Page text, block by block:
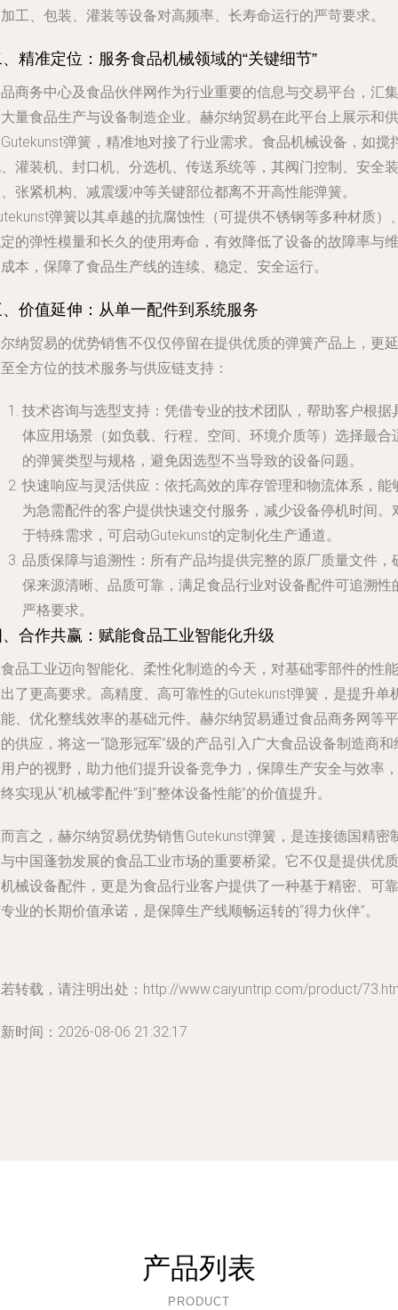
工、包装、灌装等设备对高频率、长寿命运行的严苛要求。
精准定位：服务食品机械领域的“关键细节”
商务中心及食品伙伴网作为行业重要的信息与交易平台，汇集
量食品生产与设备制造企业。赫尔纳贸易在此平台上展示和供
弹簧，精准地对接了行业需求。食品机械设备，如搅
灌装机、封口机、分选机、传送系统等，其阀门控制、安全装
张紧机构、减震缓冲等关键部位都离不开高性能弹簧。
弹簧以其卓越的抗腐蚀性（可提供不锈钢等多种材质）
的弹性模量和长久的使用寿命，有效降低了设备的故障率与维
本，保障了食品生产线的连续、稳定、安全运行。
价值延伸：从单一配件到系统服务
纳贸易的优势销售不仅仅停留在提供优质的弹簧产品上，更延
全方位的技术服务与供应链支持：
技术咨询与选型支持 ：凭借专业的技术团队，帮助客户根据
体应用场景（如负载、行程、空间、环境介质等）选择最合
的弹簧类型与规格，避免因选型不当导致的设备问题。
快速响应与灵活供应 ：依托高效的库存管理和物流体系，能
为急需配件的客户提供快速交付服务，减少设备停机时间。
于特殊需求，可启动Gutekunst的定制化生产通道。
品质保障与追溯性 ：所有产品均提供完整的原厂质量文件，
保来源清晰、品质可靠，满足食品行业对设备配件可追溯性
严格要求。
合作共赢：赋能食品工业智能化升级
品工业迈向智能化、柔性化制造的今天，对基础零部件的性能
了更高要求。高精度、高可靠性的Gutekunst弹簧，是提升单
、优化整线效率的基础元件。赫尔纳贸易通过食品商务网等平
供应，将这一“隐形冠军”级的产品引入广大食品设备制造商和
户的视野，助力他们提升设备竞争力，保障生产安全与效率，
实现从“机械零配件”到“整体设备性能”的价值提升。
言之，赫尔纳贸易优势销售Gutekunst弹簧，是连接德国精密
中国蓬勃发展的食品工业市场的重要桥梁。它不仅是提供优质
械设备配件，更是为食品行业客户提供了一种基于精密、可靠
业的长期价值承诺，是保障生产线顺畅运转的“得力伙伴”。
转载，请注明出处：http://www.caiyuntrip.com/product/
时间：2026-08-06 21:32:17
产品列表
PRODUCT